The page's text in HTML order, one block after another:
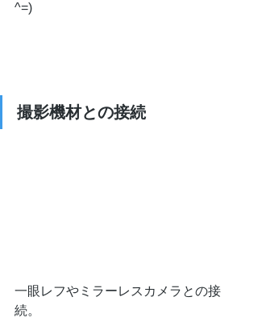
^=)
撮影機材との接続
一眼レフやミラーレスカメラとの接
続。